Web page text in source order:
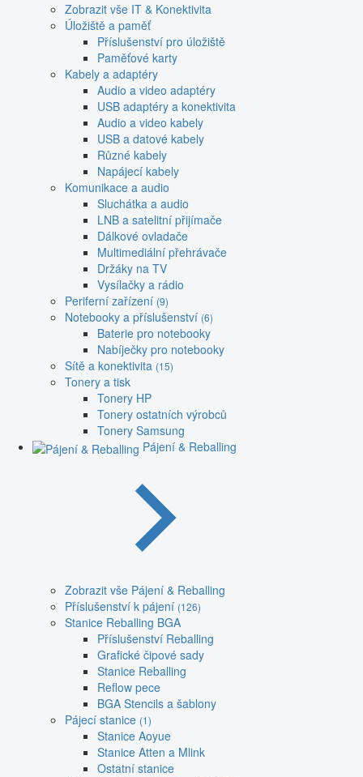
Zobrazit vše IT & Konektivita
Úložiště a paměť
Příslušenství pro úložiště
Paměťové karty
Kabely a adaptéry
Audio a video adaptéry
USB adaptéry a konektivita
Audio a video kabely
USB a datové kabely
Různé kabely
Napájecí kabely
Komunikace a audio
Sluchátka a audio
LNB a satelitní přijímače
Dálkové ovladače
Multimediální přehrávače
Držáky na TV
Vysílačky a rádio
Periferní zařízení (9)
Notebooky a příslušenství (6)
Baterie pro notebooky
Nabíječky pro notebooky
Sítě a konektivita (15)
Tonery a tisk
Tonery HP
Tonery ostatních výrobců
Tonery Samsung
Pájení & Reballing
Zobrazit vše Pájení & Reballing
Příslušenství k pájení (126)
Stanice Reballing BGA
Příslušenství Reballing
Grafické čipové sady
Stanice Reballing
Reflow pece
BGA Stencils a šablony
Pájecí stanice (1)
Stanice Aoyue
Stanice Atten a Mlink
Ostatní stanice